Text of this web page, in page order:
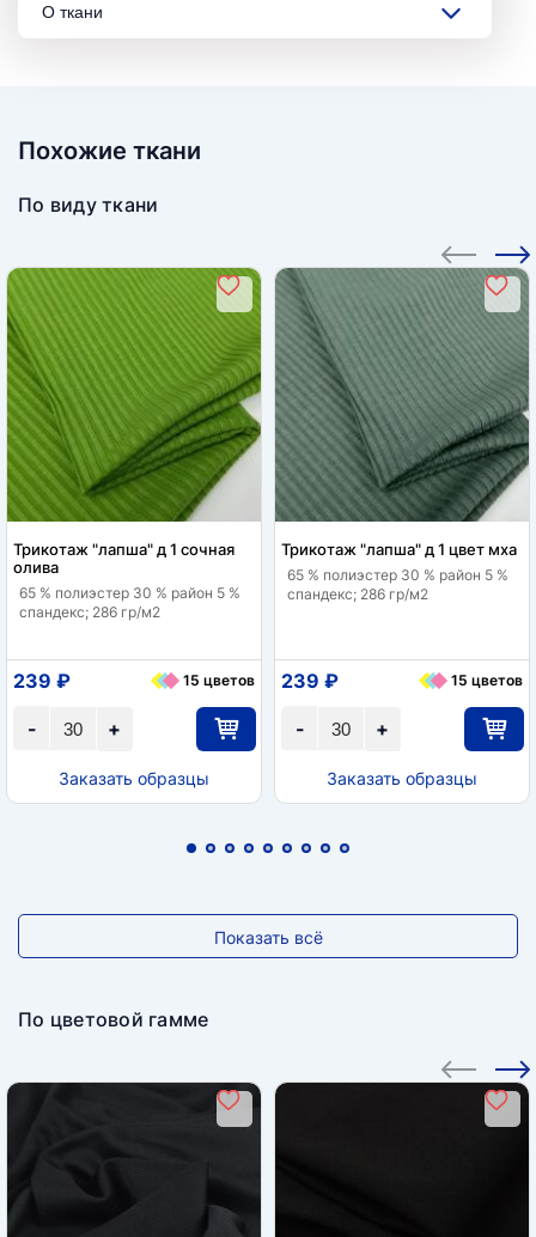
О ткани
Похожие ткани
По виду ткани
Трикотаж "лапша" д 1 сочная
олива
65 % полиэстер 30 % район 5 %
спандекс; 286 гр/м2
+
-
239 ₽ 15 цветов
Заказать образцы
Трикотаж "лапша" д 1 цвет мха
65 % полиэстер 30 % район 5 %
спандекс; 286 гр/м2
+
-
239 ₽ 15 цветов
Заказать образцы
Показать всё
По цветовой гамме